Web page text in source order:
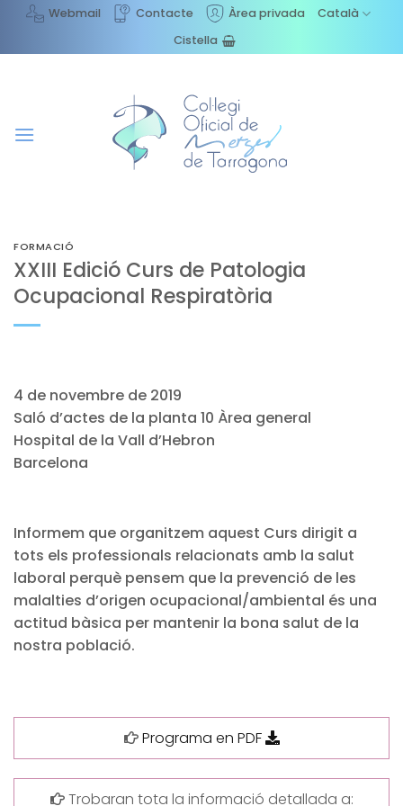
content
Webmail Contacte Àrea privada
Català
Cistella
FORMACIÓ
XXIII Edició Curs de Patologia
Ocupacional Respiratòria
4 de novembre de 2019
Saló d’actes de la planta 10 Àrea general
Hospital de la Vall d’Hebron
Barcelona
Informem que organitzem aquest Curs dirigit a
tots els professionals relacionats amb la salut
laboral perquè pensem que la prevenció de les
malalties d’origen ocupacional/ambiental és una
actitud bàsica per mantenir la bona salut de la
nostra població.
Programa en PDF
Trobaran tota la informació detallada a: